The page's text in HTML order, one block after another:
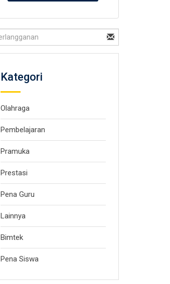
Kategori
Olahraga
Pembelajaran
Pramuka
Prestasi
Pena Guru
Lainnya
Bimtek
Pena Siswa